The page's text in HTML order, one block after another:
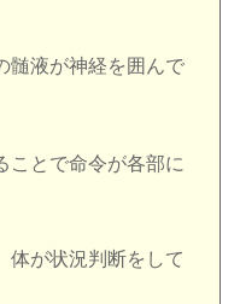
髄液が神経を囲んで
ことで命令が各部に
体が状況判断をして